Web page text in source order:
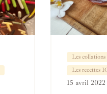
Les collations
Les recettes
15 avril 2022